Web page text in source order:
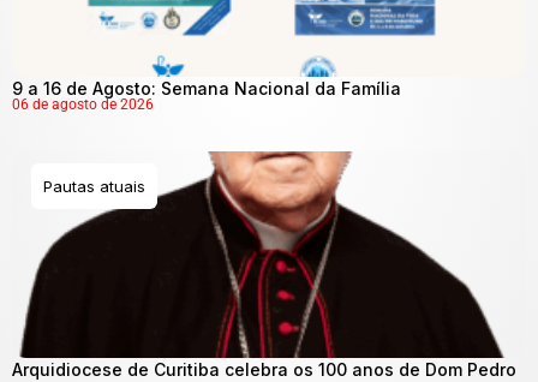
9 a 16 de Agosto: Semana Nacional da Família
06 de agosto de 2026
Pautas atuais
Arquidiocese de Curitiba celebra os 100 anos de Dom Pedro